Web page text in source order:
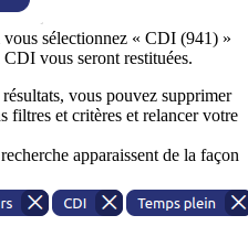
sélectionnez « CDI (941) »
vous seront restituées.
vous pouvez supprimer
filtres et critères et relancer votre
apparaissent de la façon